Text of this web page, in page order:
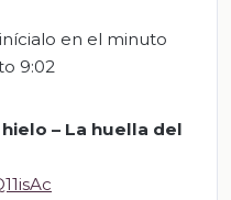
en el minuto
9:02
– La huella del